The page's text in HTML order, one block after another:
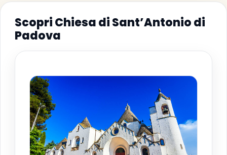
Scopri Chiesa di Sant’Antonio di
Padova